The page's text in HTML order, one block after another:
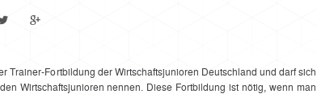
Trainer-Fortbildung der Wirtschaftsjunioren Deutschland und darf sich
Wirtschaftsjunioren nennen. Diese Fortbildung ist nötig, wenn man